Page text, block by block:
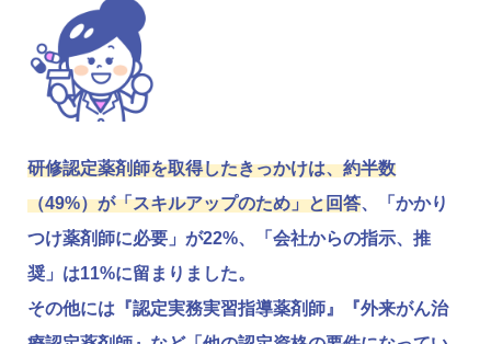
研修認定薬剤師を取得したきっかけは、約半数
（49%）が「スキルアップのため」と回答、「かかり
つけ薬剤師に必要」が22%、「会社からの指示、推
奨」は11%に留まりました。
その他には『認定実務実習指導薬剤師』『外来がん治